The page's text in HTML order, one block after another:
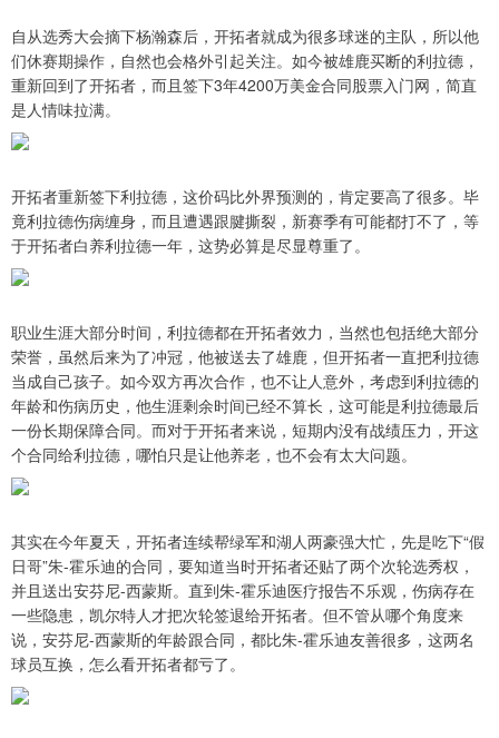
自从选秀大会摘下杨瀚森后，开拓者就成为很多球迷的主队，所以他
们休赛期操作，自然也会格外引起关注。如今被雄鹿买断的利拉德，
重新回到了开拓者，而且签下3年4200万美金合同股票入门网，简直
是人情味拉满。
开拓者重新签下利拉德，这价码比外界预测的，肯定要高了很多。毕
竟利拉德伤病缠身，而且遭遇跟腱撕裂，新赛季有可能都打不了，等
于开拓者白养利拉德一年，这势必算是尽显尊重了。
职业生涯大部分时间，利拉德都在开拓者效力，当然也包括绝大部分
荣誉，虽然后来为了冲冠，他被送去了雄鹿，但开拓者一直把利拉德
当成自己孩子。如今双方再次合作，也不让人意外，考虑到利拉德的
年龄和伤病历史，他生涯剩余时间已经不算长，这可能是利拉德最后
一份长期保障合同。而对于开拓者来说，短期内没有战绩压力，开这
个合同给利拉德，哪怕只是让他养老，也不会有太大问题。
其实在今年夏天，开拓者连续帮绿军和湖人两豪强大忙，先是吃下“假
日哥”朱-霍乐迪的合同，要知道当时开拓者还贴了两个次轮选秀权，
并且送出安芬尼-西蒙斯。直到朱-霍乐迪医疗报告不乐观，伤病存在
一些隐患，凯尔特人才把次轮签退给开拓者。但不管从哪个角度来
说，安芬尼-西蒙斯的年龄跟合同，都比朱-霍乐迪友善很多，这两名
球员互换，怎么看开拓者都亏了。